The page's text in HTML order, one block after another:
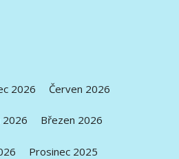
2026 Červen 2026
2026 Březen 2026
Prosinec 2025